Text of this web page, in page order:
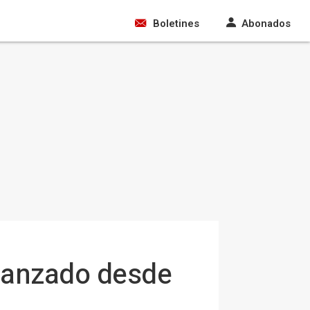
Boletines Abonados
desde